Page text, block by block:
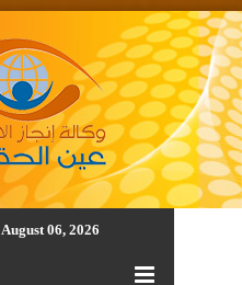
August 06, 2026